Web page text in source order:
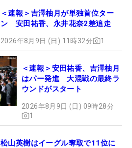
＜速報＞吉澤柚月が単独首位ター
ン 安田祐香、永井花奈2差追走
2026年8月9日 (日) 11時32分 1
＜速報＞安田祐香、吉澤柚月
はパー発進 大混戦の最終ラ
ウンドがスタート
2026年8月9日 (日) 09時28分
1
松山英樹はイーグル奪取で11位に